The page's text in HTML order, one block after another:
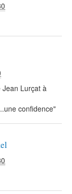
Jean Lurçat à
confidence"